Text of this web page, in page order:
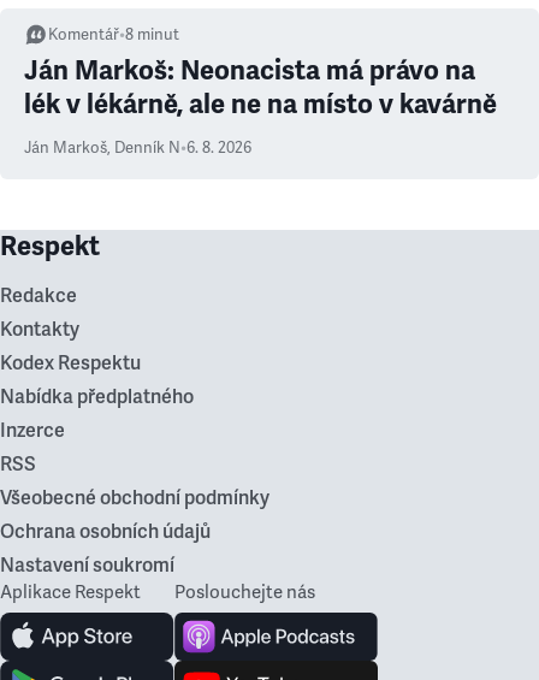
Komentář•8 minut
Ján Markoš: Neonacista má právo na
lék v lékárně, ale ne na místo v kavárně
Ján Markoš, Denník N•6. 8. 2026
Respekt
Redakce
Kontakty
Kodex Respektu
Nabídka předplatného
Inzerce
RSS
Všeobecné obchodní podmínky
Ochrana osobních údajů
Nastavení soukromí
Aplikace Respekt Poslouchejte nás